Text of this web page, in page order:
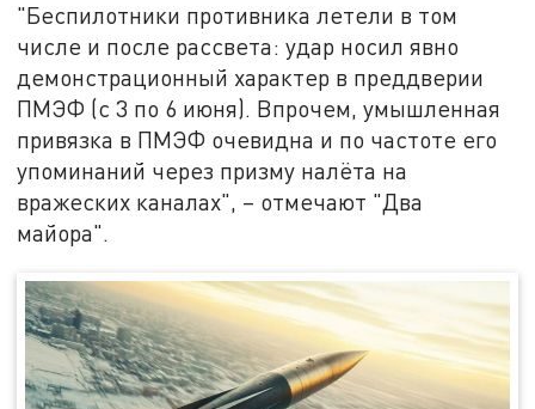
"Беспилотники противника летели в том
числе и после рассвета: удар носил явно
демонстрационный характер в преддверии
ПМЭФ (с 3 по 6 июня). Впрочем, умышленная
привязка в ПМЭФ очевидна и по частоте его
упоминаний через призму налёта на
вражеских каналах", – отмечают "Два
майора".